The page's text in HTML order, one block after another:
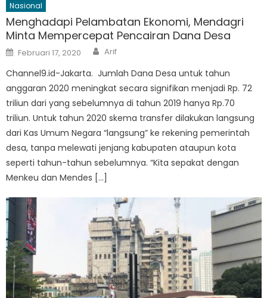
Nasional
Menghadapi Pelambatan Ekonomi, Mendagri
Minta Mempercepat Pencairan Dana Desa
Posted
on
Februari 17, 2020 Author
Arif
Channel9.id-Jakarta. Jumlah Dana Desa untuk tahun
anggaran 2020 meningkat secara signifikan menjadi Rp. 72
triliun dari yang sebelumnya di tahun 2019 hanya Rp.70
triliun. Untuk tahun 2020 skema transfer dilakukan langsung
dari Kas Umum Negara “langsung” ke rekening pemerintah
desa, tanpa melewati jenjang kabupaten ataupun kota
seperti tahun-tahun sebelumnya. “Kita sepakat dengan
Menkeu dan Mendes […]